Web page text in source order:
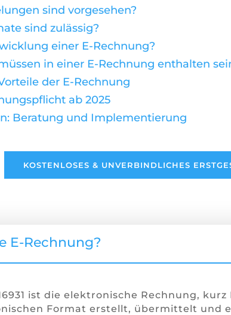
sind vorgesehen?
sind zulässig?
einer E-Rechnung?
in einer E-Rechnung enthalten
der E-Rechnung
ab 2025
Beratung und Implementierung
KOSTENLOSES & UNVERBINDLICHES
E-Rechnung?
ist die elektronische Rechnung,
Format erstellt, übermittelt und